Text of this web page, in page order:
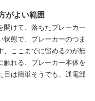
がよい範囲
開けて、落ちたブレーカー
態で、ブレーカーのつま
、ここまでに留めるのが無
れる、ブレーカー本体を
は簡単そうでも、通電部